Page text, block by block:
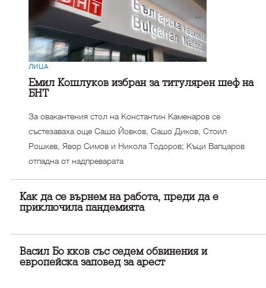
ЛИЦА
Емил Кошлуков избран за титулярен шеф на
БНТ
За овакантения стол на Константин Каменаров се
състезаваха още Сашо Йовков, Сашо Диков, Стоил
Рошкев, Явор Симов и Никола Тодоров; Къци Вапцаров
отпадна от надпреварата
Как да се върнем на работа, преди да е
приключила пандемията
Васил Божков със седем обвинения и
европейска заповед за арест